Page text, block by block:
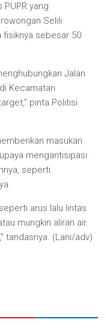
yang
Selili
fisiknya sebesar 50
Jalan
Kecamatan
pinta Politisi
masukan
mengantisipasi
seperti
arus lalu lintas
mungkin aliran air.
tandasnya. (Lani/adv)